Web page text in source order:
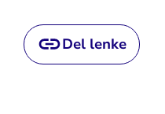
Del lenke